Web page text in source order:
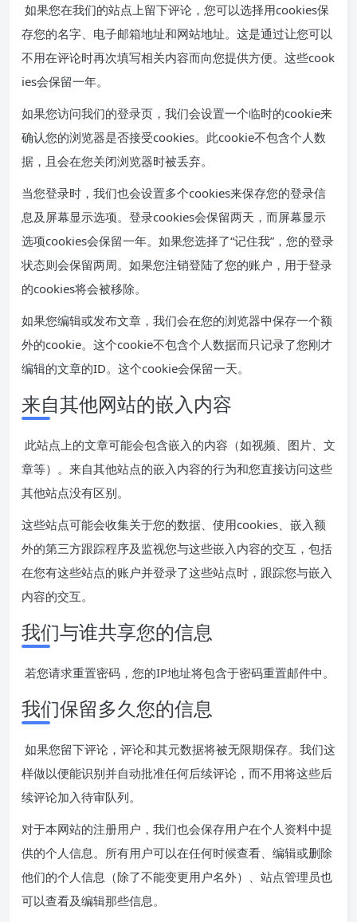
如果您在我们的站点上留下评论，您可以选择用cookies保
存您的名字、电子邮箱地址和网站地址。这是通过让您可以
不用在评论时再次填写相关内容而向您提供方便。这些cook
ies会保留一年。
如果您访问我们的登录页，我们会设置一个临时的cookie来
确认您的浏览器是否接受cookies。此cookie不包含个人数
据，且会在您关闭浏览器时被丢弃。
当您登录时，我们也会设置多个cookies来保存您的登录信
息及屏幕显示选项。登录cookies会保留两天，而屏幕显示
选项cookies会保留一年。如果您选择了“记住我”，您的登录
状态则会保留两周。如果您注销登陆了您的账户，用于登录
的cookies将会被移除。
如果您编辑或发布文章，我们会在您的浏览器中保存一个额
外的cookie。这个cookie不包含个人数据而只记录了您刚才
编辑的文章的ID。这个cookie会保留一天。
来自其他网站的嵌入内容
此站点上的文章可能会包含嵌入的内容（如视频、图片、文
章等）。来自其他站点的嵌入内容的行为和您直接访问这些
其他站点没有区别。
这些站点可能会收集关于您的数据、使用cookies、嵌入额
外的第三方跟踪程序及监视您与这些嵌入内容的交互，包括
在您有这些站点的账户并登录了这些站点时，跟踪您与嵌入
内容的交互。
我们与谁共享您的信息
若您请求重置密码，您的IP地址将包含于密码重置邮件中。
我们保留多久您的信息
如果您留下评论，评论和其元数据将被无限期保存。我们这
样做以便能识别并自动批准任何后续评论，而不用将这些后
续评论加入待审队列。
对于本网站的注册用户，我们也会保存用户在个人资料中提
供的个人信息。所有用户可以在任何时候查看、编辑或删除
他们的个人信息（除了不能变更用户名外）、站点管理员也
可以查看及编辑那些信息。